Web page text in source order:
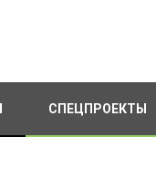
СПЕЦПРОЕКТЫ